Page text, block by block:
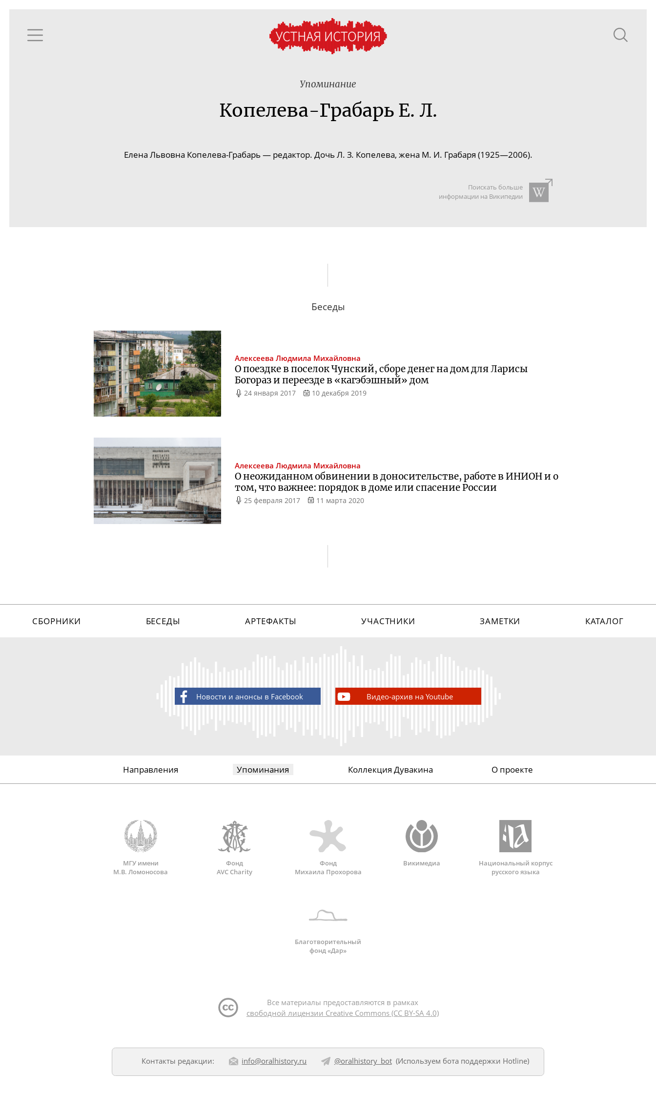
Упоминание
Копелева-Грабарь Е. Л.
Елена Львовна Копелева-Грабарь — редактор. Дочь Л. З. Копелева, жена М. И. Грабаря (1925—2006).
Поискать больше
информации на Википедии
Беседы
Алексеева Людмила Михайловна
О поездке в поселок Чунский, сборе денег на дом для Ларисы
Богораз и переезде в «кагэбэшный» дом
24 января 2017 10 декабря 2019
Алексеева Людмила Михайловна
О неожиданном обвинении в доносительстве, работе в ИНИОН и о
том, что важнее: порядок в доме или спасение России
25 февраля 2017 11 марта 2020
СБОРНИКИ БЕСЕДЫ АРТЕФАКТЫ УЧАСТНИКИ ЗАМЕТКИ КАТАЛОГ
Новости и анонсы в Facebook Видео-архив на Youtube
Направления Упоминания Коллекция Дувакина О проекте
МГУ имени
М.В. Ломоносова
Фонд
AVC Charity
Фонд
Михаила Прохорова
Викимедиа
Национальный корпус
русского языка
Благотворительный
фонд «Дар»
Все материалы предоставляются в рамках
свободной лицензии Creative Commons (CC BY-SA 4.0)
Контакты редакции: info@oralhistory.ru @oralhistory_bot(Используем бота поддержки Hotline)